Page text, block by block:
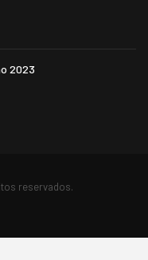
2023
reservados.